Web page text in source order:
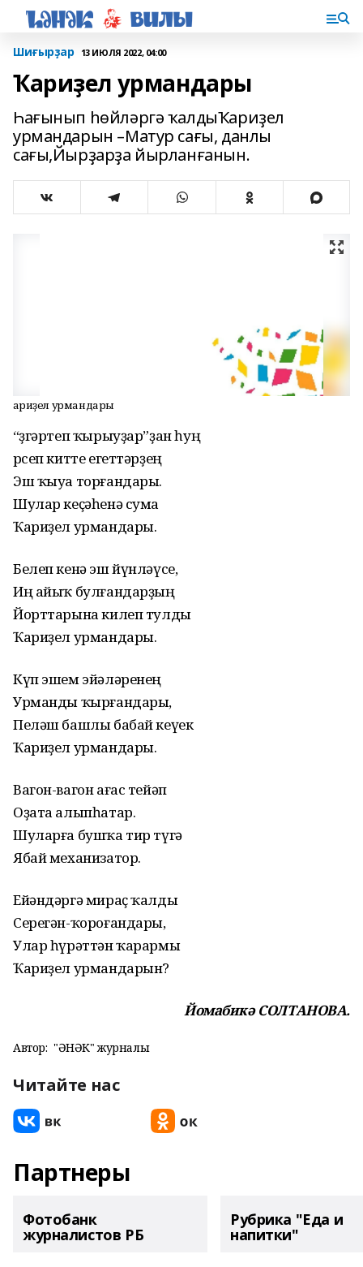
Шиғырҙар 13 ИЮЛЯ 2022, 04:00
Ҡариҙел урмандары
Һағынып һөйләргә ҡалдыҠариҙел
урмандарын –Матур сағы, данлы
сағы,Йырҙарҙа йырланғанын.
Ҡариҙел урмандары
“Үҙгәртеп ҡырыуҙар”ҙан һуң
Үрсеп китте егеттәрҙең
Эш ҡыуа торғандары.
Шулар кеҫәһенә сума
Ҡариҙел урмандары.
Белеп кенә эш йүнләүсе,
Иң айыҡ булғандарҙың
Йорттарына килеп тулды
Ҡариҙел урмандары.
Күп эшем эйәләренең
Урманды ҡырғандары,
Пеләш башлы бабай кеүек
Ҡариҙел урмандары.
Вагон-вагон ағас тейәп
Оҙата алыпһатар.
Шуларға бушҡа тир түгә
Ябай механизатор.
Ейәндәргә мираҫ ҡалды
Серегән-ҡороғандары,
Улар һүрәттән ҡарармы
Ҡариҙел урмандарын?
Йомабикә СОЛТАНОВА.
Автор: "ҺӘНӘК" журналы
Читайте нас
Партнеры
Фотобанк
журналистов РБ
Рубрика "Еда и
напитки"